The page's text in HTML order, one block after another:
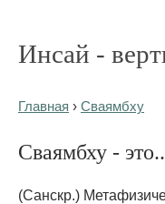
Инсай -
Главная › Сваямбху
Сваямбху -
(Санскр.)